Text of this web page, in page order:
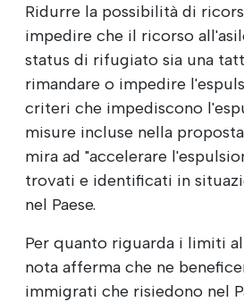
Ridurre la possibilità di
impedire che il ricorso
status di rifugiato sia una
rimandare o impedire
criteri che impediscono
misure incluse nella
mira ad "accelerare
trovati e identificati in
nel Paese.
Per quanto riguarda i limiti
nota afferma che ne
immigrati che risiedono nel